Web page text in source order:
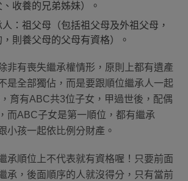
收養的兄弟姊妹）。
：祖父母（包括祖父母及外祖父母，
則養父母的父母有資格）。
非有喪失繼承權情形，原則上都有遺產
是全部獨佔，而是要跟順位繼承人一起
育有ABC共3位子女，甲過世後，配偶
而ABC子女是第一順位，都有繼承
小孩一起依比例分財產。
承順位上不代表就有資格喔！只要前面
承，後面順序的人就沒得分，只有當前